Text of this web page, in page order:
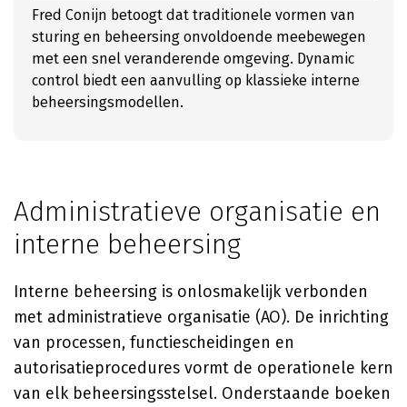
Fred Conijn betoogt dat traditionele vormen van
sturing en beheersing onvoldoende meebewegen
met een snel veranderende omgeving. Dynamic
control biedt een aanvulling op klassieke interne
beheersingsmodellen.
Administratieve organisatie en
interne beheersing
Interne beheersing is onlosmakelijk verbonden
met administratieve organisatie (AO). De inrichting
van processen, functiescheidingen en
autorisatieprocedures vormt de operationele kern
van elk beheersingsstelsel. Onderstaande boeken